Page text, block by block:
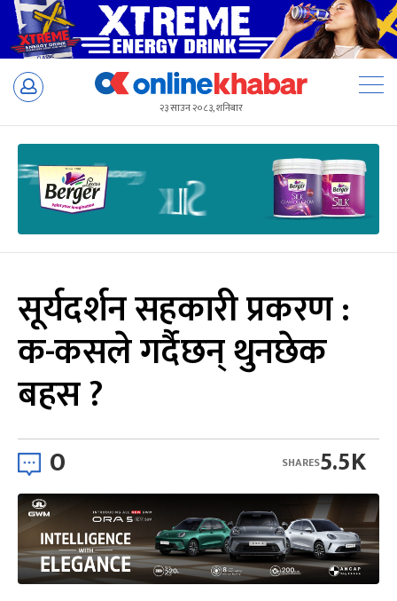
Skip
२३ साउन २०८३, शनिबार
सूर्यदर्शन सहकारी प्रकरण :
क-कसले गर्दैछन् थुनछेक
बहस ?
0 5.5K
SHARES